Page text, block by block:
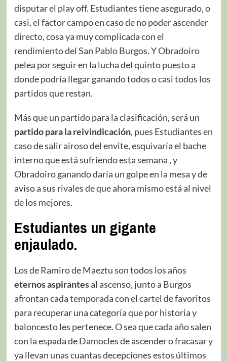
disputar el play off. Estudiantes tiene asegurado, o
casi, el factor campo en caso de no poder ascender
directo, cosa ya muy complicada con el
rendimiento del San Pablo Burgos. Y Obradoiro
pelea por seguir en la lucha del quinto puesto a
donde podría llegar ganando todos o casi todos los
partidos que restan.
Más que un partido para la clasificación, será un
partido para la reivindicación, pues Estudiantes en
caso de salir airoso del envite, esquivaría el bache
interno que está sufriendo esta semana , y
Obradoiro ganando daría un golpe en la mesa y de
aviso a sus rivales de que ahora mismo está al nivel
de los mejores.
Estudiantes un gigante
enjaulado.
Los de Ramiro de Maeztu son todos los años
eternos aspirantesal ascenso, junto a Burgos
afrontan cada temporada con el cartel de favoritos
para recuperar una categoría que por historia y
baloncesto les pertenece. O sea que cada año salen
con la espada de Damocles de ascender o fracasar y
ya llevan unas cuantas decepciones estos últimos